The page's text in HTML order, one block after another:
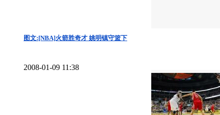
图文:[NBA]火箭胜奇才 姚明镇守篮下
2008-01-09 11:38